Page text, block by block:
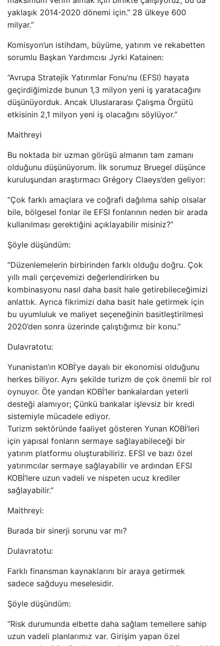
yaklaşık 2014-2020 dönemi için.” 28 ülkeye 600
milyar.”
Komisyon’un istihdam, büyüme, yatırım ve rekabetten
sorumlu Başkan Yardımcısı Jyrki Katainen:
“Avrupa Stratejik Yatırımlar Fonu’nu (EFSI) hayata
geçirdiğimizde bunun 1,3 milyon yeni iş yaratacağını
düşünüyorduk. Ancak Uluslararası Çalışma Örgütü
etkisinin 2,1 milyon yeni iş olacağını söylüyor.”
Maithreyi
Bu noktada bir uzman görüşü almanın tam zamanı
olduğunu düşünüyorum. İlk sorumuz Bruegel düşünce
kuruluşundan araştırmacı Grégory Claeys’den geliyor:
“Çok farklı amaçlara ve coğrafi dağılıma sahip olsalar
bile, bölgesel fonlar ile EFSI fonlarının neden bir arada
kullanılması gerektiğini açıklayabilir misiniz?”
Şöyle düşündüm:
“Düzenlemelerin birbirinden farklı olduğu doğru. Çok
yıllı mali çerçevemizi değerlendirirken bu
kombinasyonu nasıl daha basit hale getirebileceğimizi
anlattık. Ayrıca fikrimizi daha basit hale getirmek için
bu uyumluluk ve maliyet seçeneğinin basitleştirilmesi
2020’den sonra üzerinde çalıştığımız bir konu.”
Dulavratotu:
Yunanistan’ın KOBİ’ye dayalı bir ekonomisi olduğunu
herkes biliyor. Aynı şekilde turizm de çok önemli bir rol
oynuyor. Öte yandan KOBİ’ler bankalardan yeterli
desteği alamıyor; Çünkü bankalar işlevsiz bir kredi
sistemiyle mücadele ediyor.
Turizm sektöründe faaliyet gösteren Yunan KOBİ’leri
için yapısal fonların sermaye sağlayabileceği bir
yatırım platformu oluşturabiliriz. EFSI ve bazı özel
yatırımcılar sermaye sağlayabilir ve ardından EFSI
KOBİ’lere uzun vadeli ve nispeten ucuz krediler
sağlayabilir.”
Maithreyi:
Burada bir sinerji sorunu var mı?
Dulavratotu:
Farklı finansman kaynaklarını bir araya getirmek
sadece sağduyu meselesidir.
Şöyle düşündüm:
“Risk durumunda elbette daha sağlam temellere sahip
uzun vadeli planlarımız var. Girişim yapan özel